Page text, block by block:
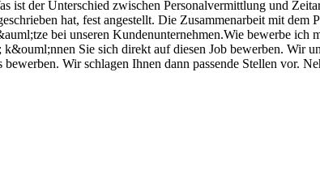
der Unterschied zwischen Personalvermittlung und
hat, fest angestellt. Die Zusammenarbeit mit dem
bei unseren Kundenunternehmen.Wie bewerbe ich
Sie sich direkt auf diesen Job bewerben. Wir
Wir schlagen Ihnen dann passende Stellen vor.